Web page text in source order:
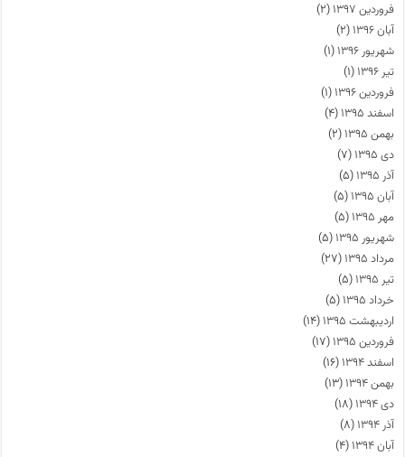
فروردین ۱۳۹۷
(۲)
آبان ۱۳۹۶
(۲)
شهریور ۱۳۹۶
(۱)
تیر ۱۳۹۶
(۱)
فروردین ۱۳۹۶
(۱)
اسفند ۱۳۹۵
(۴)
بهمن ۱۳۹۵
(۲)
دی ۱۳۹۵
(۷)
آذر ۱۳۹۵
(۵)
آبان ۱۳۹۵
(۵)
مهر ۱۳۹۵
(۵)
شهریور ۱۳۹۵
(۵)
مرداد ۱۳۹۵
(۲۷)
تیر ۱۳۹۵
(۵)
خرداد ۱۳۹۵
(۵)
اردیبهشت ۱۳۹۵
(۱۴)
فروردین ۱۳۹۵
(۱۷)
اسفند ۱۳۹۴
(۱۶)
بهمن ۱۳۹۴
(۱۳)
دی ۱۳۹۴
(۱۸)
آذر ۱۳۹۴
(۸)
آبان ۱۳۹۴
(۴)